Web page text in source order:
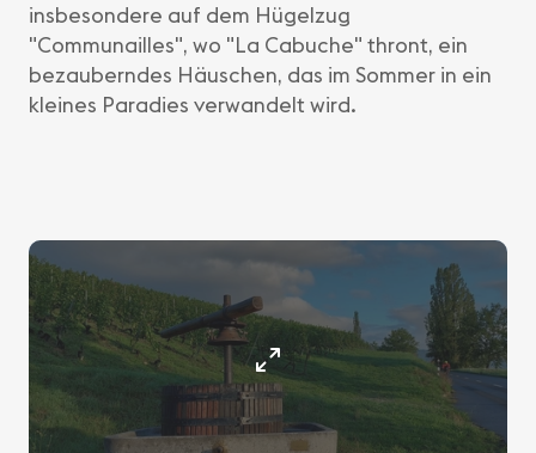
insbesondere auf dem Hügelzug
"Communailles", wo "La Cabuche" thront, ein
bezauberndes Häuschen, das im Sommer in ein
kleines Paradies verwandelt wird.